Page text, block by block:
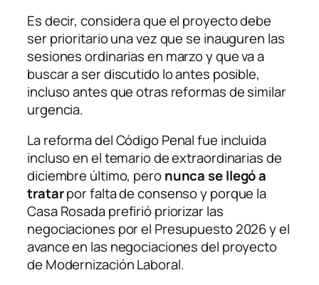
Es decir, considera que el proyecto debe
ser prioritario una vez que se inauguren las
sesiones ordinarias en marzo y que va a
buscar a ser discutido lo antes posible,
incluso antes que otras reformas de similar
urgencia.
La reforma del Código Penal fue incluida
incluso en el temario de extraordinarias de
diciembre último, peronunca se llegó a
tratarpor falta de consenso y porque la
Casa Rosada prefirió priorizar las
negociaciones por el Presupuesto 2026 y el
avance en las negociaciones del proyecto
de Modernización Laboral.